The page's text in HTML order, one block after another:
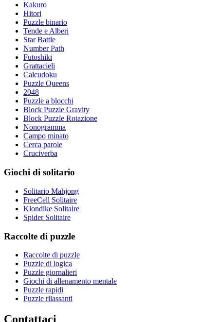
Kakuro
Hitori
Puzzle binario
Tende e Alberi
Star Battle
Number Path
Futoshiki
Grattacieli
Calcudoku
Puzzle Queens
2048
Puzzle a blocchi
Block Puzzle Gravity
Block Puzzle Rotazione
Nonogramma
Campo minato
Cerca parole
Cruciverba
Giochi di solitario
Solitario Mahjong
FreeCell Solitaire
Klondike Solitaire
Spider Solitaire
Raccolte di puzzle
Raccolte di puzzle
Puzzle di logica
Puzzle giornalieri
Giochi di allenamento mentale
Puzzle rapidi
Puzzle rilassanti
Contattaci